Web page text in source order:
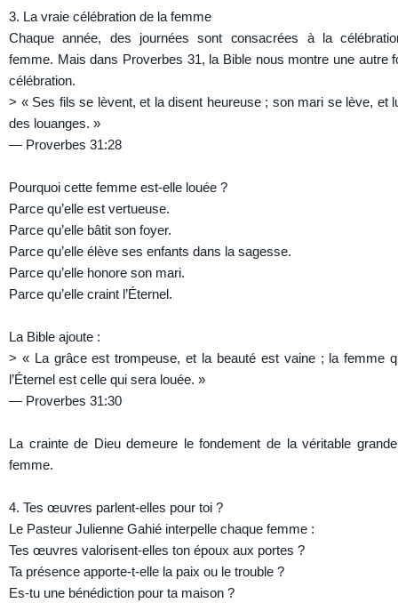
3. La vraie célébration de la femme
Chaque année, des journées sont consacrées à la
femme. Mais dans Proverbes 31, la Bible nous montre une autre
célébration.
> « Ses fils se lèvent, et la disent heureuse ; son mari se lève, et
des louanges. »
— Proverbes 31:28
Pourquoi cette femme est-elle louée ?
Parce qu’elle est vertueuse.
Parce qu’elle bâtit son foyer.
Parce qu’elle élève ses enfants dans la sagesse.
Parce qu’elle honore son mari.
Parce qu’elle craint l’Éternel.
La Bible ajoute :
> « La grâce est trompeuse, et la beauté est vaine ; la femme
l’Éternel est celle qui sera louée. »
— Proverbes 31:30
La crainte de Dieu demeure le fondement de la véritable
femme.
4. Tes œuvres parlent-elles pour toi ?
Le Pasteur Julienne Gahié interpelle chaque femme :
Tes œuvres valorisent-elles ton époux aux portes ?
Ta présence apporte-t-elle la paix ou le trouble ?
Es-tu une bénédiction pour ta maison ?